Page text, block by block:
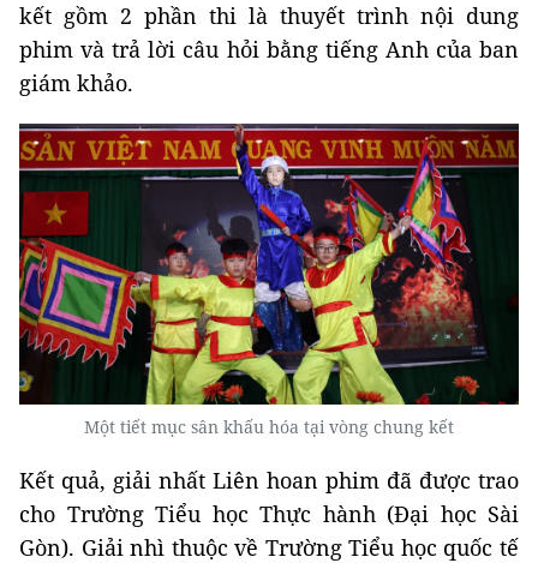
kết gồm 2 phần thi là thuyết trình nội dung
phim và trả lời câu hỏi bằng tiếng Anh của ban
giám khảo.
Một tiết mục sân khấu hóa tại vòng chung kết
Kết quả, giải nhất Liên hoan phim đã được trao
cho Trường Tiểu học Thực hành (Đại học Sài
Gòn). Giải nhì thuộc về Trường Tiểu học quốc tế